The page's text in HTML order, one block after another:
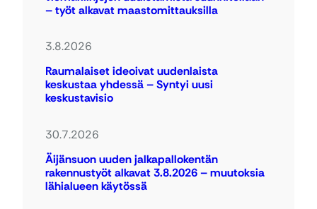
– työt alkavat maastomittauksilla
3.8.2026
Raumalaiset ideoivat uudenlaista
keskustaa yhdessä – Syntyi uusi
keskustavisio
30.7.2026
Äijänsuon uuden jalkapallokentän
rakennustyöt alkavat 3.8.2026 – muutoksia
lähialueen käytössä